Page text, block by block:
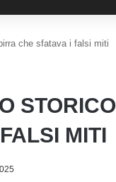
che sfatava i falsi miti
MITI